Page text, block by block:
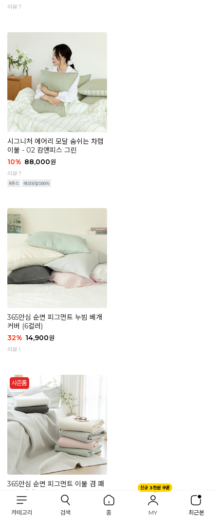
카테고리 검색 홈
신규 3천원 쿠폰
MY 최근본
리뷰 7
시그니처 에어리 모달 숨쉬는 차렵
이불 - 02 캄앤피스 그린
10% 88,000원
리뷰 7
365안심 순면 피그먼트 누빔 베개
커버 (6컬러)
32% 14,900원
리뷰 1
365안심 순면 피그먼트 이불 겸 패
드 (6컬러)
%
리뷰 3